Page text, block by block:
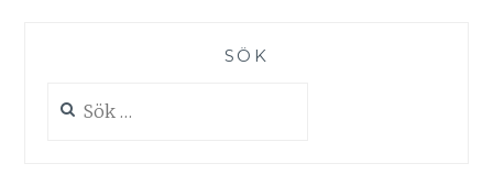
SÖK
efter: